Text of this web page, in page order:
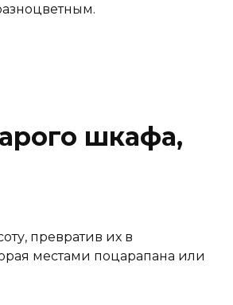
шкафа,
превратив их в
местами поцарапана или